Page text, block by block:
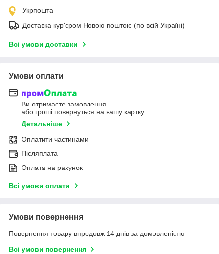
Укрпошта
Доставка кур'єром Новою поштою (по всій Україні)
Всі умови доставки
Умови оплати
Ви отримаєте замовлення
або гроші повернуться на вашу картку
Детальніше
Оплатити частинами
Післяплата
Оплата на рахунок
Всі умови оплати
Умови повернення
Повернення товару впродовж 14 днів за домовленістю
Всі умови повернення